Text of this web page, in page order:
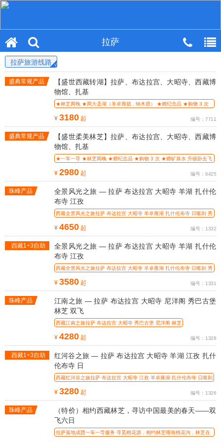
拉萨
拉萨旅游线路
盛典常规产品
【盛世西藏转湖】拉萨、布达拉宫、大昭寺、西藏博
物馆、扎基
★林芝两晚 ★两大圣湖（羊卓雍措 . 纳木措） ★赠纪念品 ★购物 3 次
¥ 3180 起 编号：7711
盛典常规产品
【盛世柔美林芝】拉萨、布达拉宫、大昭寺、西藏博
物馆、扎基
★一车一导 ★林芝两晚 ★赠纪念品 ★购物 3 次 ★赠矿泉水 升级卧去飞
¥ 2980 起 编号：6425
珠峰产品
全景风光之旅 — 拉萨 布达拉宫 大昭寺 羊湖 扎什伦
布寺 江孜
西藏全景风光之旅拉萨 布达拉宫 大昭寺 羊卓雍湖 扎什伦布寺 日喀则 秀
¥ 4650 起 编号：1332
西藏1+3自助
全景风光之旅 — 拉萨 布达拉宫 大昭寺 羊湖 扎什伦
布寺 江孜
西藏全景风光之旅拉萨 布达拉宫 大昭寺 羊卓雍湖 扎什伦布寺 日喀则 秀
¥ 3580 起 编号：1331
珠峰产品
江南之旅 — 拉萨 布达拉宫 大昭寺 尼洋阁 秀巴古堡
林芝 双飞
西藏江南之旅拉萨 布达拉宫 大昭寺 秀巴古堡 尼洋阁 林芝
¥ 4280 起 编号：1328
西藏1+3自助
红河谷之旅 — 拉萨 布达拉宫 大昭寺 羊湖 江孜 扎什
伦布寺 日
西藏红河谷之旅拉萨 布达拉宫 大昭寺 江孜 羊卓雍湖 扎什伦布寺 日喀则
¥ 3280 起 编号：1326
珠峰产品
（特价）相约西藏林芝，寻访中国最美的春天——双
飞六日
拉萨落地成团一车一导服务 寻觅桃花源，相约林芝嘎啦桃花沟，林芝在